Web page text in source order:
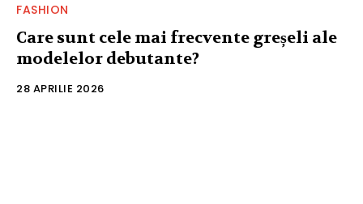
FASHION
Care sunt cele mai frecvente greșeli ale
modelelor debutante?
28 APRILIE 2026